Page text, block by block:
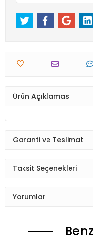
Ürün Açıklaması
Garanti ve Teslimat
Taksit Seçenekleri
Yorumlar